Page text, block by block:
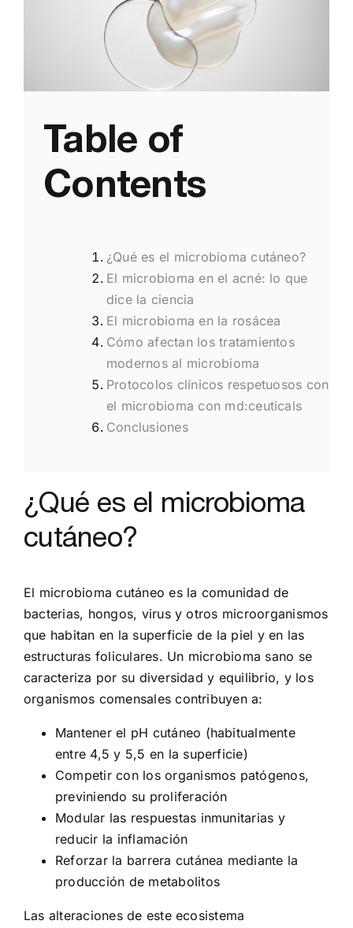
Table of
Contents
¿Qué es el microbioma cutáneo?
El microbioma en el acné: lo que
dice la ciencia
El microbioma en la rosácea
Cómo afectan los tratamientos
modernos al microbioma
Protocolos clínicos respetuosos con
el microbioma con md:ceuticals
Conclusiones
¿Qué es el microbioma
cutáneo?
El microbioma cutáneo es la comunidad de
bacterias, hongos, virus y otros microorganismos
que habitan en la superficie de la piel y en las
estructuras foliculares. Un microbioma sano se
caracteriza por su diversidad y equilibrio, y los
organismos comensales contribuyen a:
Mantener el pH cutáneo (habitualmente
entre 4,5 y 5,5 en la superficie)
Competir con los organismos patógenos,
previniendo su proliferación
Modular las respuestas inmunitarias y
reducir la inflamación
Reforzar la barrera cutánea mediante la
producción de metabolitos
Las alteraciones de este ecosistema